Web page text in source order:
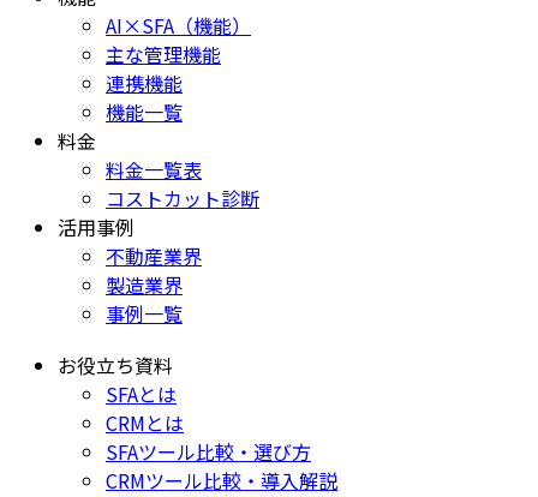
AI×SFA（機能）
主な管理機能
連携機能
機能一覧
料金
料金一覧表
コストカット診断
活用事例
不動産業界
製造業界
事例一覧
お役立ち資料
SFAとは
CRMとは
SFAツール比較・選び方
CRMツール比較・導入解説